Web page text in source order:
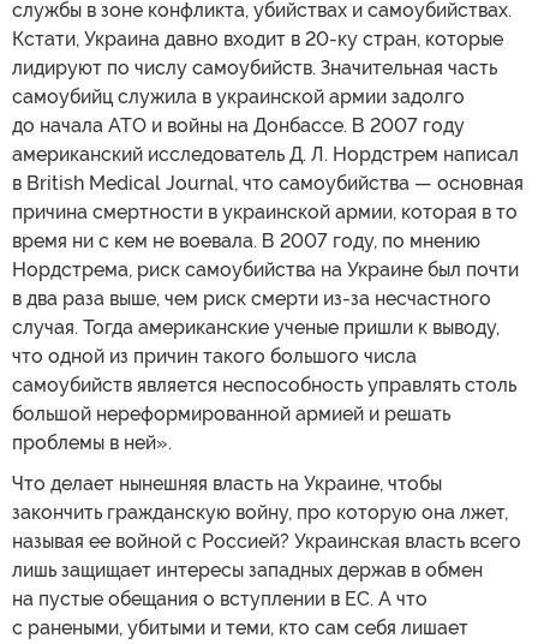
службы в зоне конфликта, убийствах и самоубийствах.
Кстати, Украина давно входит в 20-ку стран, которые
лидируют по числу самоубийств. Значительная часть
самоубийц служила в украинской армии задолго
до начала АТО и войны на Донбассе. В 2007 году
американский исследователь Д. Л. Нордстрем написал
в British Medical Journal, что самоубийства — основная
причина смертности в украинской армии, которая в то
время ни с кем не воевала. В 2007 году, по мнению
Нордстрема, риск самоубийства на Украине был почти
в два раза выше, чем риск смерти из-за несчастного
случая. Тогда американские ученые пришли к выводу,
что одной из причин такого большого числа
самоубийств является неспособность управлять столь
большой нереформированной армией и решать
проблемы в ней».
Что делает нынешняя власть на Украине, чтобы
закончить гражданскую войну, про которую она лжет,
называя ее войной с Россией? Украинская власть всего
лишь защищает интересы западных держав в обмен
на пустые обещания о вступлении в ЕС. А что
с ранеными, убитыми и теми, кто сам себя лишает